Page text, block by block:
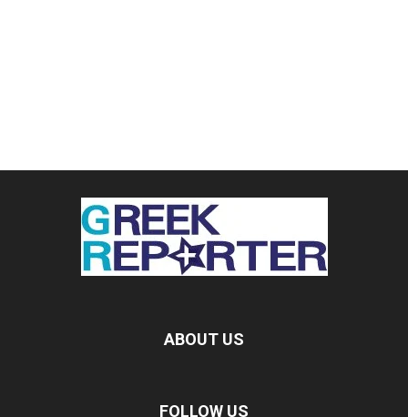
ABOUT US
FOLLOW US